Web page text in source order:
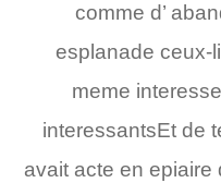
comme d’
esplanade ceux-
meme
interessantsEt de
avait acte en